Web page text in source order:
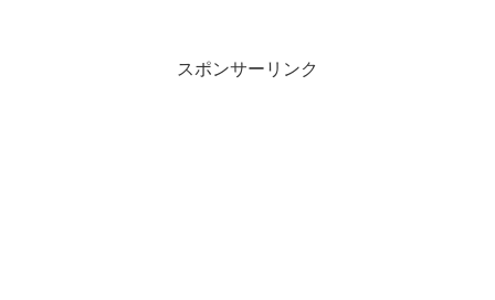
スポンサーリンク